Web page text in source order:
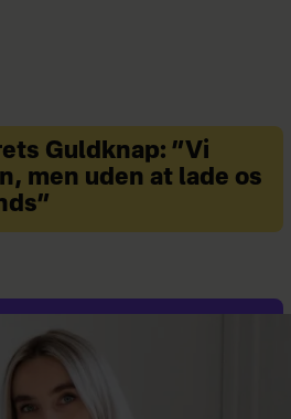
Guldknap: ”Vi
men uden at lade os